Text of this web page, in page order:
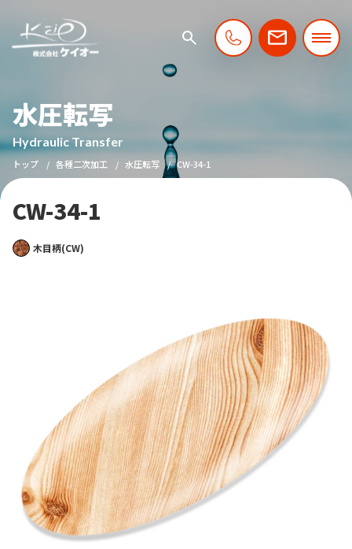
水圧転写
Hydraulic Transfer
トップ 各種二次加工 水圧転写 CW-34-1
CW-34-1
木目柄(CW)